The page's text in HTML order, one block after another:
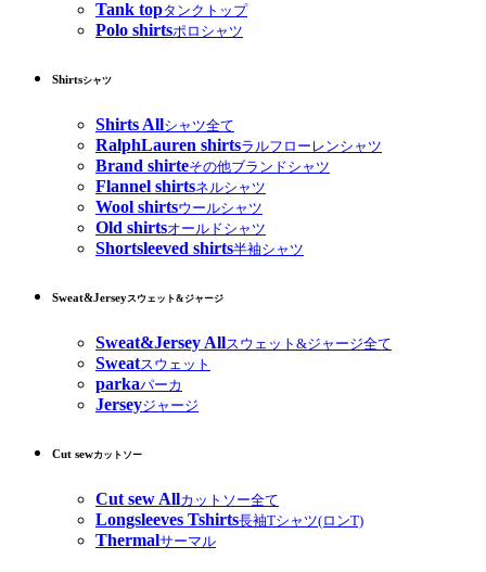
Tank topタンクトップ
Polo shirtsポロシャツ
Shirtsシャツ
Shirts Allシャツ全て
RalphLauren shirtsラルフローレンシャツ
Brand shirteその他ブランドシャツ
Flannel shirtsネルシャツ
Wool shirtsウールシャツ
Old shirtsオールドシャツ
Shortsleeved shirts半袖シャツ
Sweat&Jerseyスウェット&ジャージ
Sweat&Jersey Allスウェット&ジャージ全て
Sweatスウェット
parkaパーカ
Jerseyジャージ
Cut sewカットソー
Cut sew Allカットソー全て
Longsleeves Tshirts長袖Tシャツ(ロンT)
Thermalサーマル